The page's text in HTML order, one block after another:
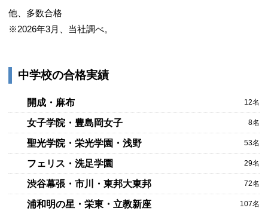
他、多数合格
※2026年3月、当社調べ。
中学校の合格実績
開成・麻布 12名
女子学院・豊島岡女子 8名
聖光学院・栄光学園・浅野 53名
フェリス・洗足学園 29名
渋谷幕張・市川・東邦大東邦 72名
浦和明の星・栄東・立教新座 107名